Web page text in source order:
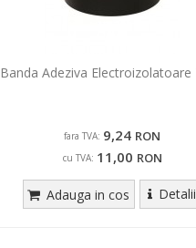
Banda Adeziva Electroizolatoare
fara TVA: 9,24 RON
cu TVA: 11,00 RON
Adauga in cos Detalii